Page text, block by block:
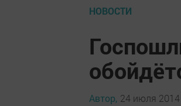
НОВОСТИ
Автор, 24 июля 2014